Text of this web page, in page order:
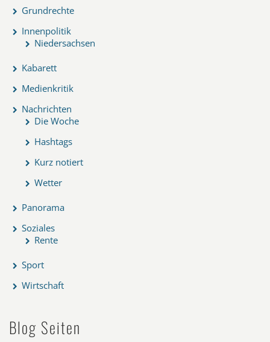
Grundrechte
Innenpolitik
Niedersachsen
Kabarett
Medienkritik
Nachrichten
Die Woche
Hashtags
Kurz notiert
Wetter
Panorama
Soziales
Rente
Sport
Wirtschaft
Blog Seiten